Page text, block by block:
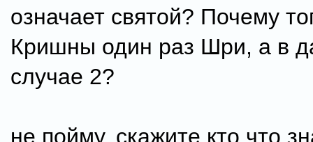
означает святой? Почему
Кришны один раз Шри, а в
случае 2?
не пойму, скажите кто что